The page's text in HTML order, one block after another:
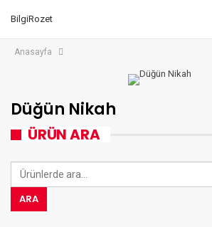
BilgiRozet
Anasayfa
Düğün Nikah
ÜRÜN ARA
Ara:
ARA